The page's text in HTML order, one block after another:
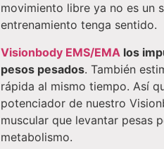
movimiento libre ya no es un
entrenamiento tenga sentido.
Visionbody EMS/EMA los
pesos pesados. También
rápida al mismo tiempo. Así
potenciador de nuestro
muscular que levantar pesas
metabolismo.